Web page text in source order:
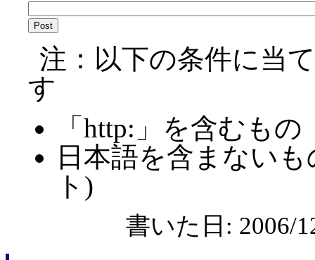
注：以下の条件に当
す
「http:」を含むもの
日本語を含まない
ト)
書いた日: 2006/